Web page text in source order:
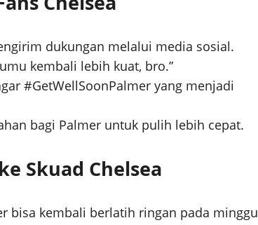
dukungan melalui media sosial.
kembali lebih kuat, bro.”
#GetWellSoonPalmer yang menjadi
bagi Palmer untuk pulih lebih cepat.
Skuad Chelsea
bisa kembali berlatih ringan pada minggu